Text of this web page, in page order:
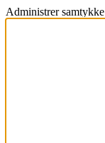
Administrer samtykke